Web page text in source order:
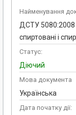
Найменування
ДСТУ 5080:2008
спиртовані і
Статус:
Діючий
Мова документа
Українська
Дата початку дії: